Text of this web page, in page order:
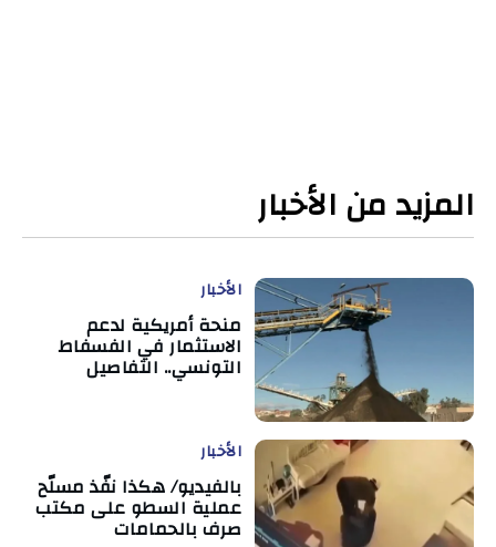
المزيد من الأخبار
الأخبار
منحة أمريكية لدعم
الاستثمار في الفسفاط
التونسي.. التفاصيل
الأخبار
بالفيديو/ هكذا نفّذ مسلّح
عملية السطو على مكتب
صرف بالحمامات